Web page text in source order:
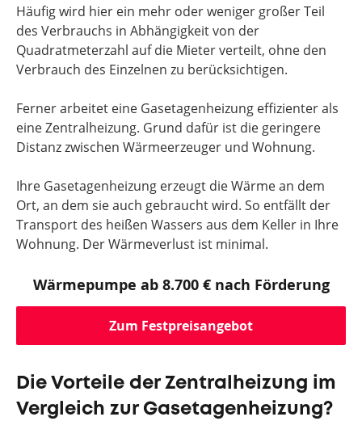
Häufig wird hier ein mehr oder weniger großer Teil
des Verbrauchs in Abhängigkeit von der
Quadratmeterzahl auf die Mieter verteilt, ohne den
Verbrauch des Einzelnen zu berücksichtigen.
Ferner arbeitet eine Gasetagenheizung effizienter als
eine Zentralheizung. Grund dafür ist die geringere
Distanz zwischen Wärmeerzeuger und Wohnung.
Ihre Gasetagenheizung erzeugt die Wärme an dem
Ort, an dem sie auch gebraucht wird. So entfällt der
Transport des heißen Wassers aus dem Keller in Ihre
Wohnung. Der Wärmeverlust ist minimal.
Wärmepumpe ab 8.700 € nach Förderung
Zum Festpreisangebot
Die Vorteile der Zentralheizung im
Vergleich zur Gasetagenheizung?